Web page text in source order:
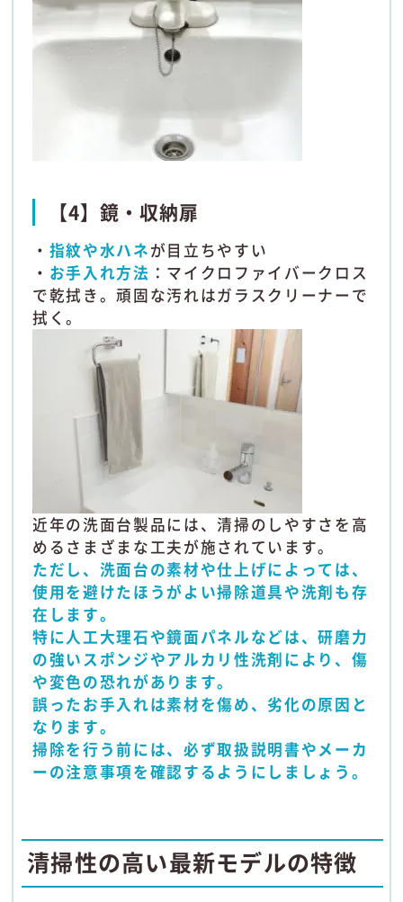
【4】鏡・収納扉
・ 指紋や水ハネが目立ちやすい
・ お手入れ方法 ：マイクロファイバークロス
で乾拭き。頑固な汚れはガラスクリーナーで
拭く。
近年の洗面台製品には、清掃のしやすさを高
めるさまざまな工夫が施されています。
ただし、洗面台の素材や仕上げによっては、
使用を避けたほうがよい掃除道具や洗剤も存
在します。
特に人工大理石や鏡面パネルなどは、研磨力
の強いスポンジやアルカリ性洗剤により、傷
や変色の恐れがあります。
誤ったお手入れは素材を傷め、劣化の原因と
なります。
掃除を行う前には、必ず取扱説明書やメーカ
ーの注意事項を確認するようにしましょう。
清掃性の高い最新モデルの特徴